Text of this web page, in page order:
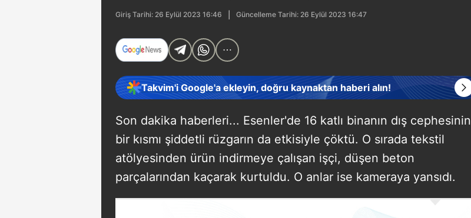
Giriş Tarihi: 26 Eylül 2023 16:46 Güncelleme Tarihi: 26 Eylül 2023 16:47
Takvim'i Google'a ekleyin, doğru kaynaktan haberi alın!
Son dakika haberleri... Esenler'de 16 katlı binanın dış cephesinin
bir kısmı şiddetli rüzgarın da etkisiyle çöktü. O sırada tekstil
atölyesinden ürün indirmeye çalışan işçi, düşen beton
parçalarından kaçarak kurtuldu. O anlar ise kameraya yansıdı.